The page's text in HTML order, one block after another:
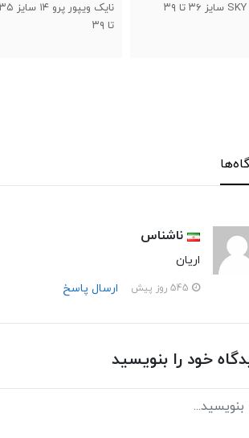
نیوبالانس برند تیزگام سایز
۳۰ تا ۳۴
ناشناس
اریان
ارسال پاسخ
خود را بنویسید